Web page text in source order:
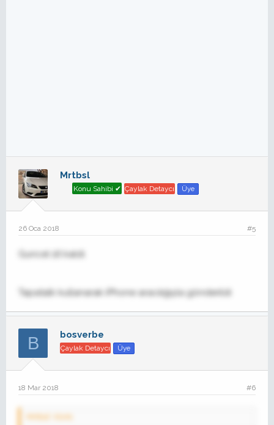
Mrtbsl
Konu Sahibi ✔ Çaylak Detaycı Üye
26 Oca 2018 #5
Guncel 1lt kaldi.
Tapatalk kullanarak iPhone aracılığıyla gönderildi
B bosverbe
Çaylak Detaycı Üye
18 Mar 2018 #6
Mrtbsl' Alıntı: